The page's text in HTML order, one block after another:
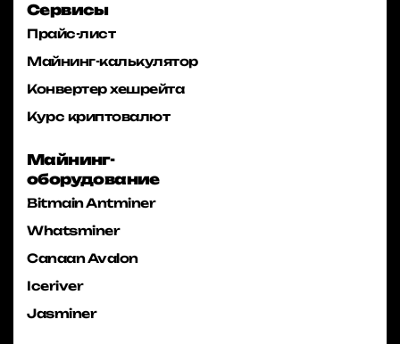
Сервисы
Прайс-лист
Майнинг-калькулятор
Конвертер хешрейта
Курс криптовалют
Майнинг-
оборудование
Bitmain Antminer
Whatsminer
Canaan Avalon
Iceriver
Jasminer